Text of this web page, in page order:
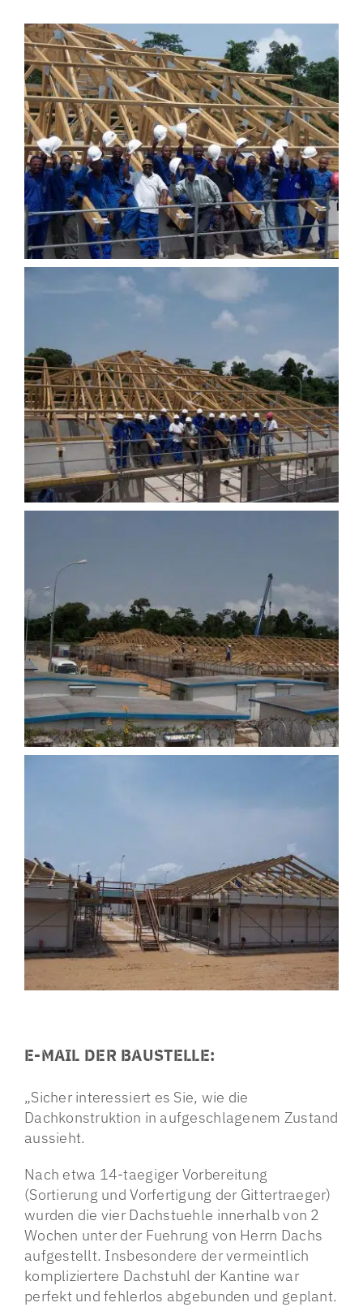
E-MAIL DER BAUSTELLE:
„Sicher interessiert es Sie, wie die
Dachkonstruktion in aufgeschlagenem Zustand
aussieht.
Nach etwa 14-taegiger Vorbereitung
(Sortierung und Vorfertigung der Gittertraeger)
wurden die vier Dachstuehle innerhalb von 2
Wochen unter der Fuehrung von Herrn Dachs
aufgestellt. Insbesondere der vermeintlich
kompliziertere Dachstuhl der Kantine war
perfekt und fehlerlos abgebunden und geplant.